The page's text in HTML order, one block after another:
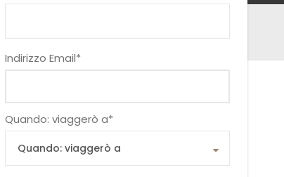
Indirizzo Email*
Quando: viaggerò a*